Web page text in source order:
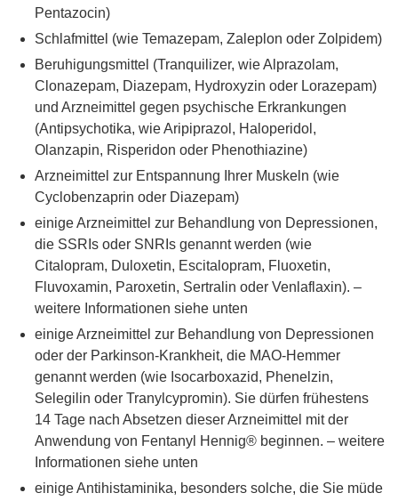
Pentazocin)
Schlafmittel (wie Temazepam, Zaleplon oder Zolpidem)
Beruhigungsmittel (Tranquilizer, wie Alprazolam,
Clonazepam, Diazepam, Hydroxyzin oder Lorazepam)
und Arzneimittel gegen psychische Erkrankungen
(Antipsychotika, wie Aripiprazol, Haloperidol,
Olanzapin, Risperidon oder Phenothiazine)
Arzneimittel zur Entspannung Ihrer Muskeln (wie
Cyclobenzaprin oder Diazepam)
einige Arzneimittel zur Behandlung von Depressionen,
die SSRIs oder SNRIs genannt werden (wie
Citalopram, Duloxetin, Escitalopram, Fluoxetin,
Fluvoxamin, Paroxetin, Sertralin oder Venlaflaxin). –
weitere Informationen siehe unten
einige Arzneimittel zur Behandlung von Depressionen
oder der Parkinson-Krankheit, die MAO-Hemmer
genannt werden (wie Isocarboxazid, Phenelzin,
Selegilin oder Tranylcypromin). Sie dürfen frühestens
14 Tage nach Absetzen dieser Arzneimittel mit der
Anwendung von Fentanyl Hennig® beginnen. – weitere
Informationen siehe unten
einige Antihistaminika, besonders solche, die Sie müde